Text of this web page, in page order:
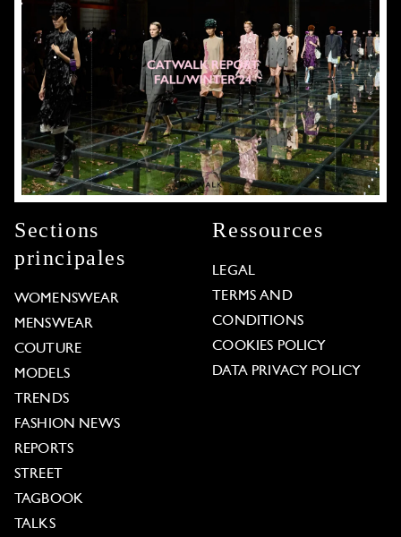
Sections
principales
WOMENSWEAR
MENSWEAR
COUTURE
MODELS
TRENDS
FASHION NEWS
REPORTS
STREET
TAGBOOK
TALKS
Ressources
LEGAL
TERMS AND
CONDITIONS
COOKIES POLICY
DATA PRIVACY POLICY